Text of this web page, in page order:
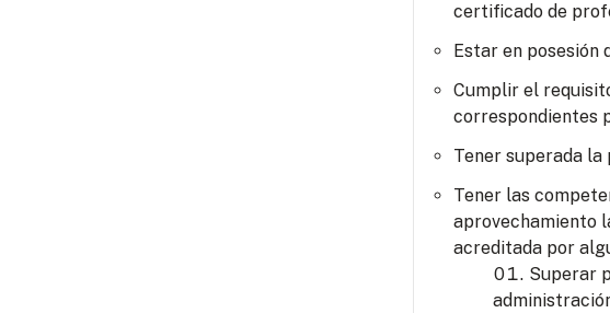
certificado de
Estar en posesión
Cumplir el
correspondientes
Tener superada la
Tener las
aprovechamiento
acreditada por
Superar